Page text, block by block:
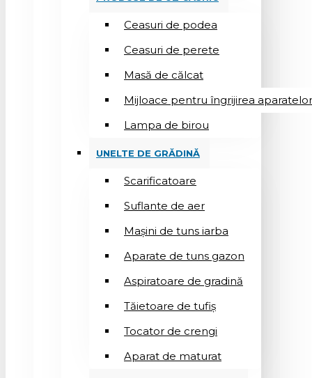
Ceasuri de podea
Ceasuri de perete
Masă de călcat
Mijloace pentru îngrijirea
Lampa de birou
UNELTE DE GRĂDINĂ
Scarificatoare
Suflantе de aer
Mașini de tuns iarba
Aparate de tuns gazon
Aspiratoare de gradină
Tăietoare de tufiș
Tocator de crengi
Aparat de maturat